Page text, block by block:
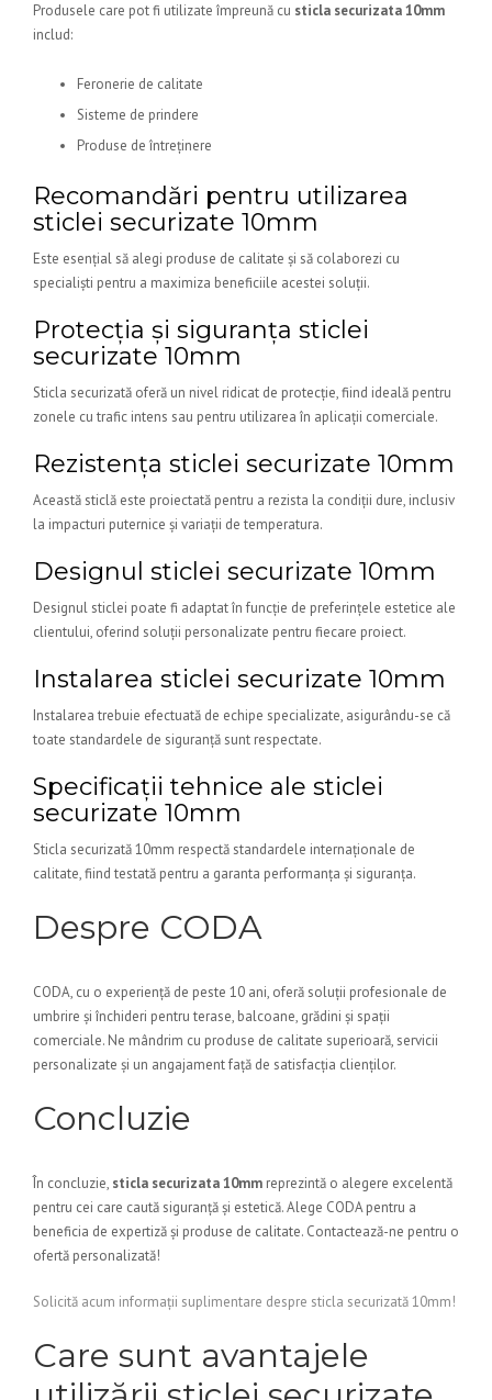
Produsele care pot fi utilizate împreună cu sticla securizata 10mm
includ:
Feronerie de calitate
Sisteme de prindere
Produse de întreținere
Recomandări pentru utilizarea
sticlei securizate 10mm
Este esențial să alegi produse de calitate și să colaborezi cu
specialiști pentru a maximiza beneficiile acestei soluții.
Protecția și siguranța sticlei
securizate 10mm
Sticla securizată oferă un nivel ridicat de protecție, fiind ideală pentru
zonele cu trafic intens sau pentru utilizarea în aplicații comerciale.
Rezistența sticlei securizate 10mm
Această sticlă este proiectată pentru a rezista la condiții dure, inclusiv
la impacturi puternice și variații de temperatura.
Designul sticlei securizate 10mm
Designul sticlei poate fi adaptat în funcție de preferințele estetice ale
clientului, oferind soluții personalizate pentru fiecare proiect.
Instalarea sticlei securizate 10mm
Instalarea trebuie efectuată de echipe specializate, asigurându-se că
toate standardele de siguranță sunt respectate.
Specificații tehnice ale sticlei
securizate 10mm
Sticla securizată 10mm respectă standardele internaționale de
calitate, fiind testată pentru a garanta performanța și siguranța.
Despre CODA
CODA, cu o experiență de peste 10 ani, oferă soluții profesionale de
umbrire și închideri pentru terase, balcoane, grădini și spații
comerciale. Ne mândrim cu produse de calitate superioară, servicii
personalizate și un angajament față de satisfacția clienților.
Concluzie
În concluzie, sticla securizata 10mm reprezintă o alegere excelentă
pentru cei care caută siguranță și estetică. Alege CODA pentru a
beneficia de expertiză și produse de calitate. Contactează-ne pentru o
ofertă personalizată!
Solicită acum informații suplimentare despre sticla securizată 10mm!
Care sunt avantajele